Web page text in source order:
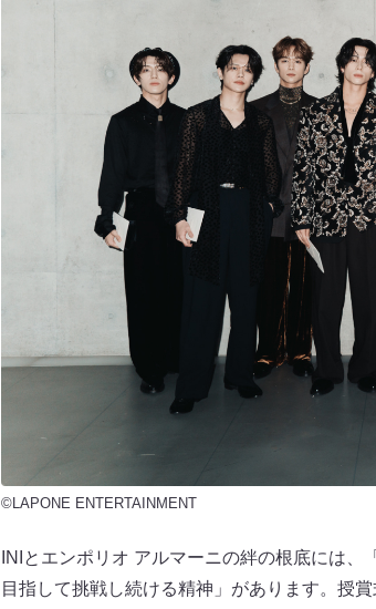
©LAPONE ENTERTAINMENT
INIとエンポリオ アルマーニの絆の根底には
目指して挑戦し続ける精神」があります。授